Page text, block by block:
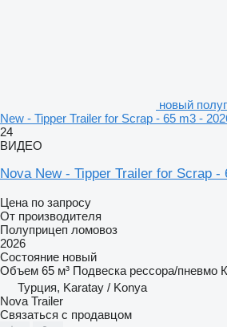
новый
New - Tipper Trailer for Scrap - 65 m3 -
24
ВИДЕО
Nova New - Tipper Trailer for Scrap -
Цена по запросу
От производителя
Полуприцеп ломовоз
2026
Состояние новый
Объем 65 м³ Подвеска рессора/пневмо
Турция, Karatay / Konya
Nova Trailer
Связаться с продавцом